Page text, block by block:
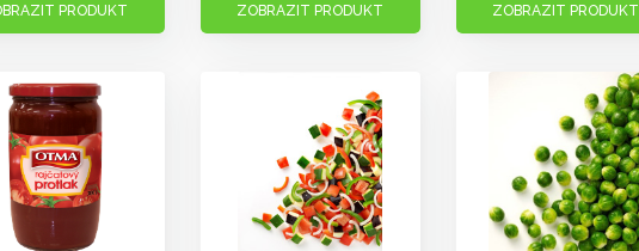
PRODUKT ZOBRAZIT PRODUKT ZOBRAZIT PRODUKT